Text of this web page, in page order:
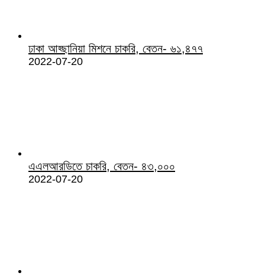
ঢাকা আহ্ছানিয়া মিশনে চাকরি, বেতন- ৬১,৪৭৭
2022-07-20
এএলআরডিতে চাকরি, বেতন- ৪৩,০০০
2022-07-20